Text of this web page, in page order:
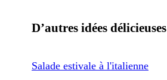
D’autres idées délicieuses
Salade estivale à l'italienne